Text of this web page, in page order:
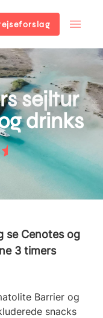
sejltur
drinks
se Cenotes og
3 timers
Barrier og
snacks